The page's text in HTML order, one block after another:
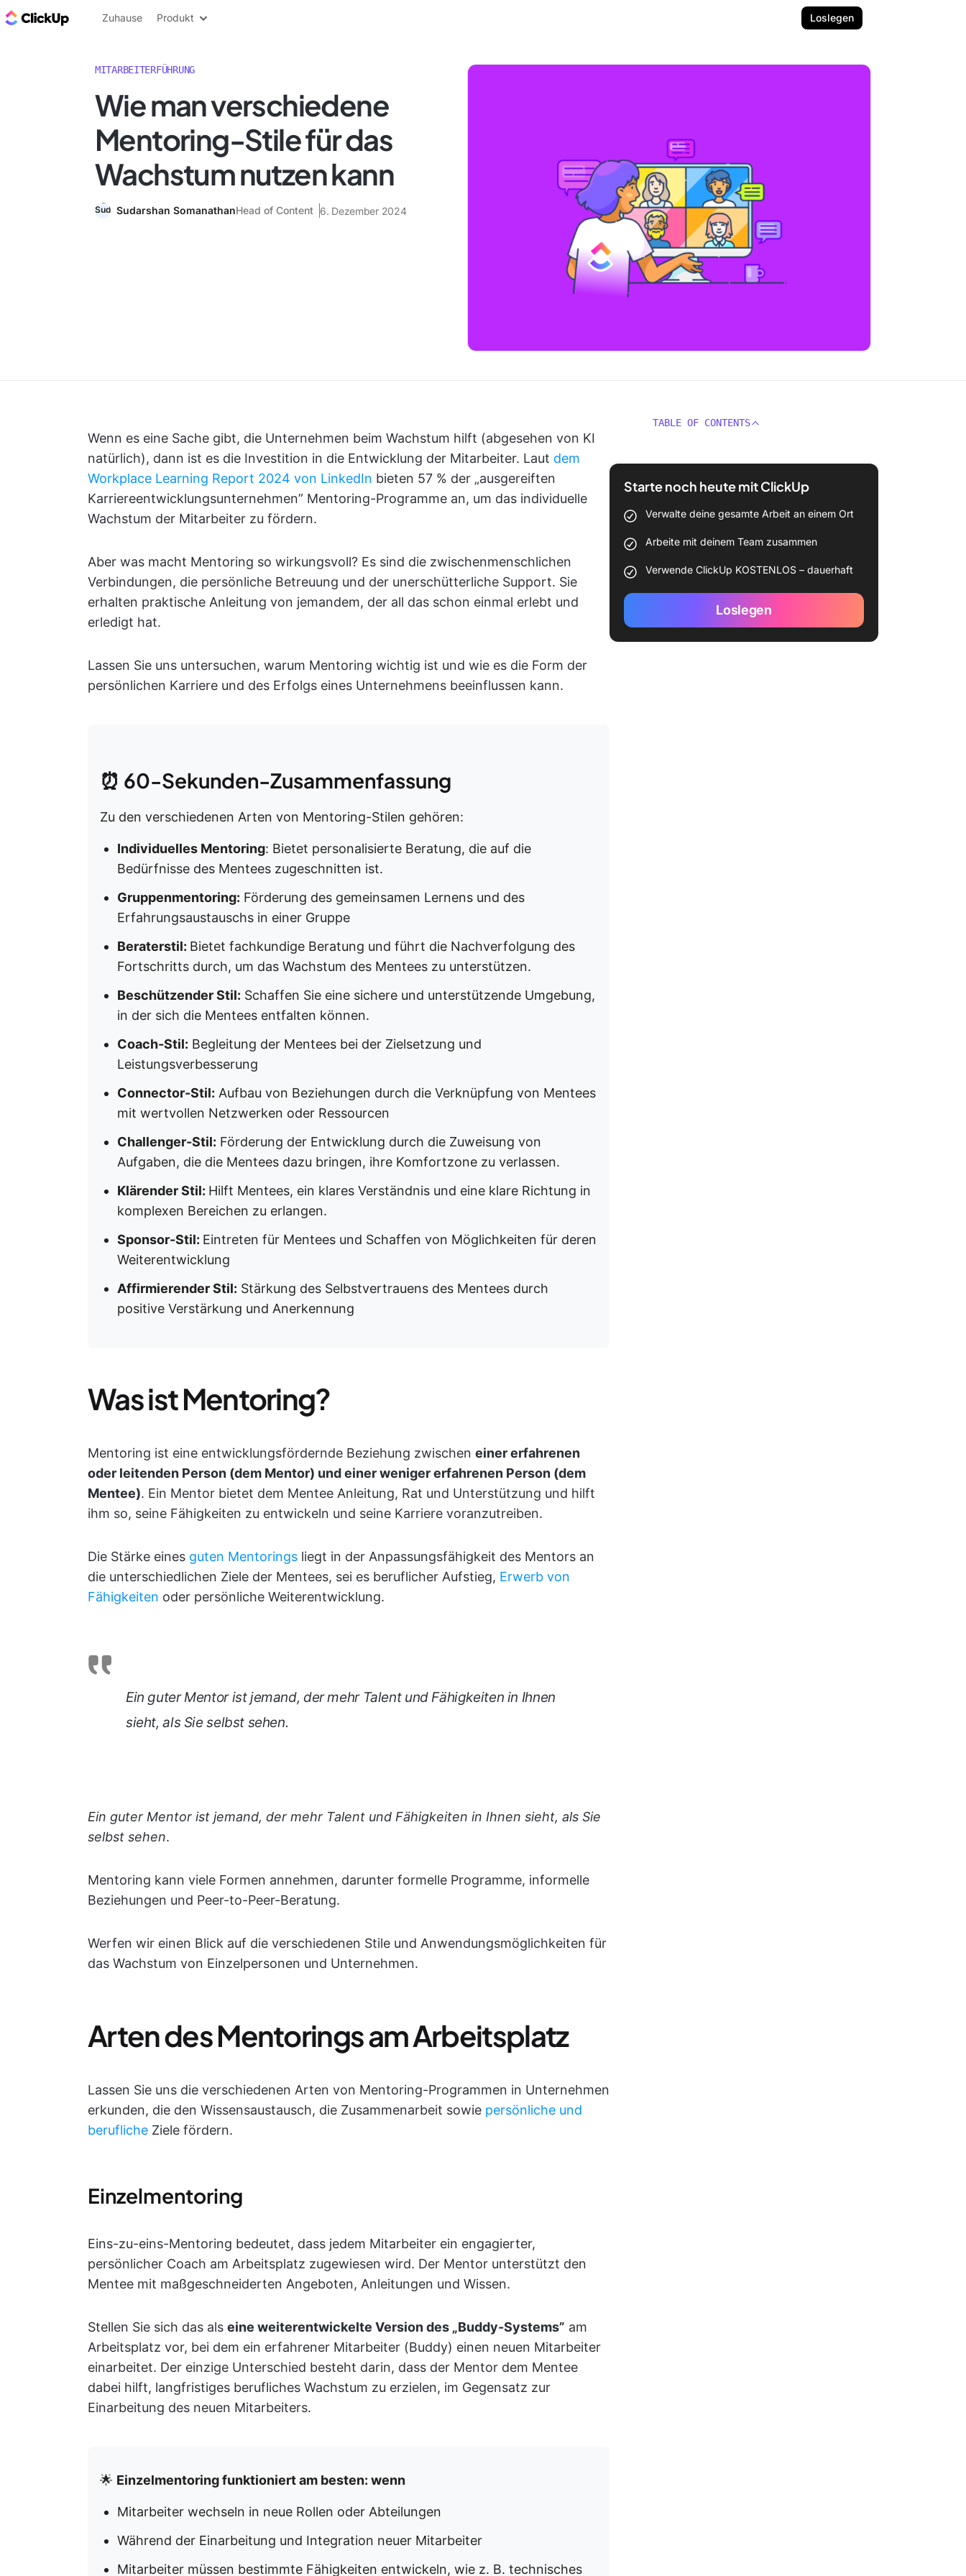
ClickUp Blog
Zuhause Produkt Loslegen
MITARBEITERFÜHRUNG
Wie man verschiedene
Mentoring-Stile für das
Wachstum nutzen kann
Sudarshan SomanathanHead of Content 6. Dezember 2024
Wenn es eine Sache gibt, die Unternehmen beim Wachstum hilft (abgesehen von KI
natürlich), dann ist es die Investition in die Entwicklung der Mitarbeiter. Laut dem
Workplace Learning Report 2024 von LinkedIn bieten 57 % der „ausgereiften
Karriereentwicklungsunternehmen” Mentoring-Programme an, um das individuelle
Wachstum der Mitarbeiter zu fördern.
Aber was macht Mentoring so wirkungsvoll? Es sind die zwischenmenschlichen
Verbindungen, die persönliche Betreuung und der unerschütterliche Support. Sie
erhalten praktische Anleitung von jemandem, der all das schon einmal erlebt und
erledigt hat.
Lassen Sie uns untersuchen, warum Mentoring wichtig ist und wie es die Form der
persönlichen Karriere und des Erfolgs eines Unternehmens beeinflussen kann.
⏰ 60-Sekunden-Zusammenfassung
Zu den verschiedenen Arten von Mentoring-Stilen gehören:
Individuelles Mentoring: Bietet personalisierte Beratung, die auf die
Bedürfnisse des Mentees zugeschnitten ist.
Gruppenmentoring: Förderung des gemeinsamen Lernens und des
Erfahrungsaustauschs in einer Gruppe
Beraterstil: Bietet fachkundige Beratung und führt die Nachverfolgung des
Fortschritts durch, um das Wachstum des Mentees zu unterstützen.
Beschützender Stil: Schaffen Sie eine sichere und unterstützende Umgebung,
in der sich die Mentees entfalten können.
Coach-Stil: Begleitung der Mentees bei der Zielsetzung und
Leistungsverbesserung
Connector-Stil: Aufbau von Beziehungen durch die Verknüpfung von Mentees
mit wertvollen Netzwerken oder Ressourcen
Challenger-Stil: Förderung der Entwicklung durch die Zuweisung von
Aufgaben, die die Mentees dazu bringen, ihre Komfortzone zu verlassen.
Klärender Stil: Hilft Mentees, ein klares Verständnis und eine klare Richtung in
komplexen Bereichen zu erlangen.
Sponsor-Stil: Eintreten für Mentees und Schaffen von Möglichkeiten für deren
Weiterentwicklung
Affirmierender Stil: Stärkung des Selbstvertrauens des Mentees durch
positive Verstärkung und Anerkennung
Was ist Mentoring?
Mentoring ist eine entwicklungsfördernde Beziehung zwischen einer erfahrenen
oder leitenden Person (dem Mentor) und einer weniger erfahrenen Person (dem
Mentee). Ein Mentor bietet dem Mentee Anleitung, Rat und Unterstützung und hilft
ihm so, seine Fähigkeiten zu entwickeln und seine Karriere voranzutreiben.
Die Stärke eines guten Mentorings liegt in der Anpassungsfähigkeit des Mentors an
die unterschiedlichen Ziele der Mentees, sei es beruflicher Aufstieg, Erwerb von
Fähigkeiten oder persönliche Weiterentwicklung.
Ein guter Mentor ist jemand, der mehr Talent und Fähigkeiten in Ihnen
sieht, als Sie selbst sehen.
Ein guter Mentor ist jemand, der mehr Talent und Fähigkeiten in Ihnen sieht, als Sie
selbst sehen.
Mentoring kann viele Formen annehmen, darunter formelle Programme, informelle
Beziehungen und Peer-to-Peer-Beratung.
Werfen wir einen Blick auf die verschiedenen Stile und Anwendungsmöglichkeiten für
das Wachstum von Einzelpersonen und Unternehmen.
Arten des Mentorings am Arbeitsplatz
Lassen Sie uns die verschiedenen Arten von Mentoring-Programmen in Unternehmen
erkunden, die den Wissensaustausch, die Zusammenarbeit sowie persönliche und
berufliche Ziele fördern.
Einzelmentoring
Eins-zu-eins-Mentoring bedeutet, dass jedem Mitarbeiter ein engagierter,
persönlicher Coach am Arbeitsplatz zugewiesen wird. Der Mentor unterstützt den
Mentee mit maßgeschneiderten Angeboten, Anleitungen und Wissen.
Stellen Sie sich das als eine weiterentwickelte Version des „Buddy-Systems” am
Arbeitsplatz vor, bei dem ein erfahrener Mitarbeiter (Buddy) einen neuen Mitarbeiter
einarbeitet. Der einzige Unterschied besteht darin, dass der Mentor dem Mentee
dabei hilft, langfristiges berufliches Wachstum zu erzielen, im Gegensatz zur
Einarbeitung des neuen Mitarbeiters.
🌟 Einzelmentoring funktioniert am besten: wenn
Mitarbeiter wechseln in neue Rollen oder Abteilungen
Während der Einarbeitung und Integration neuer Mitarbeiter
Mitarbeiter müssen bestimmte Fähigkeiten entwickeln, wie z. B. technisches
TABLE OF CONTENTS
Starte noch heute mit ClickUp
Verwalte deine gesamte Arbeit an einem Ort
Arbeite mit deinem Team zusammen
Verwende ClickUp KOSTENLOS – dauerhaft
Loslegen